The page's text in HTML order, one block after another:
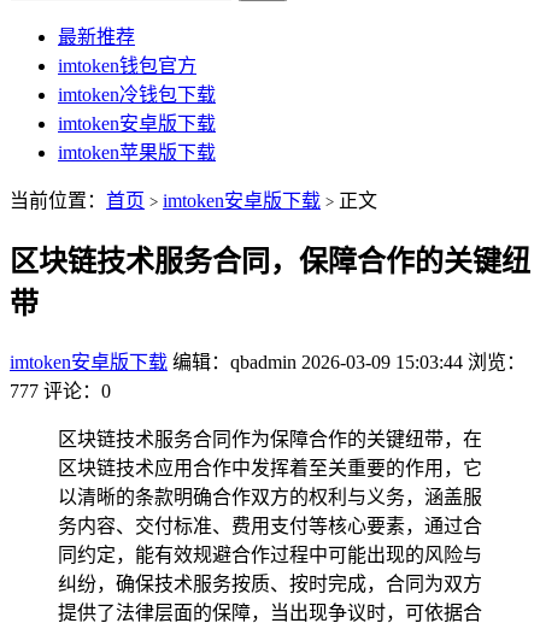
最新推荐
imtoken钱包官方
imtoken冷钱包下载
imtoken安卓版下载
imtoken苹果版下载
当前位置： 首页 > imtoken安卓版下载 > 正文
区块链技术服务合同，保障合作的关键纽
带
imtoken安卓版下载 编辑：qbadmin 2026-03-09 15:03:44 浏览：
777 评论：0
区块链技术服务合同作为保障合作的关键纽带，在
区块链技术应用合作中发挥着至关重要的作用，它
以清晰的条款明确合作双方的权利与义务，涵盖服
务内容、交付标准、费用支付等核心要素，通过合
同约定，能有效规避合作过程中可能出现的风险与
纠纷，确保技术服务按质、按时完成，合同为双方
提供了法律层面的保障，当出现争议时，可依据合